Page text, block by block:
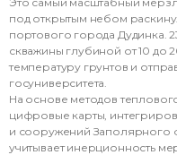
до
зданий
она